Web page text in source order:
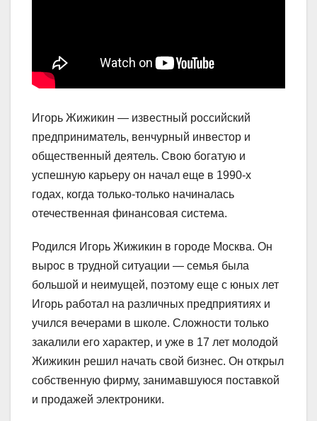
Игорь Жижикин — известный российский
предприниматель, венчурный инвестор и
общественный деятель. Свою богатую и
успешную карьеру он начал еще в 1990-х
годах, когда только-только начиналась
отечественная финансовая система.
Родился Игорь Жижикин в городе Москва. Он
вырос в трудной ситуации — семья была
большой и неимущей, поэтому еще с юных лет
Игорь работал на различных предприятиях и
учился вечерами в школе. Сложности только
закалили его характер, и уже в 17 лет молодой
Жижикин решил начать свой бизнес. Он открыл
собственную фирму, занимавшуюся поставкой
и продажей электроники.